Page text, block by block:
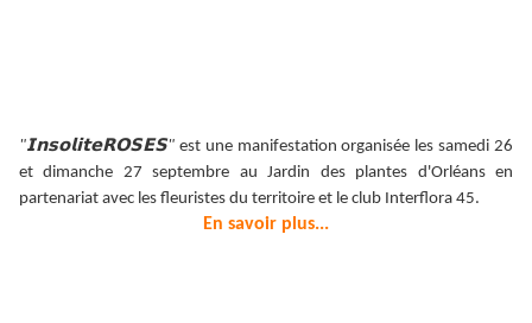
"𝗜𝗻𝘀𝗼𝗹𝗶𝘁𝗲𝗥𝗢𝗦𝗘𝗦" est une manifestation organisée les samedi 26
et dimanche 27 septembre au Jardin des plantes d'Orléans en
partenariat avec les fleuristes du territoire et le club Interflora 45.
En savoir plus...